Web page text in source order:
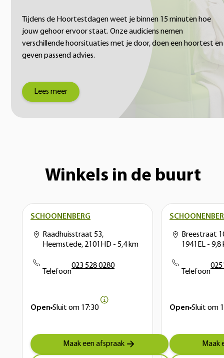
Tijdens de Hoortestdagen weet je binnen 15 minuten hoe
jouw gehoor ervoor staat. Onze audiciens nemen
verschillende hoorsituaties met je door, doen een hoortest en
geven passend advies.
Lees meer
Winkels in de buurt
SCHOONENBERG
Raadhuisstraat 53,
Heemstede, 2101HD - 5,4 km
Telefoon
023 528 0280
Open Sluit om 17:30
Maak een afspraak
Breestraat
1941EL - 9,8
Telefoon
Open Sluit om
Maak